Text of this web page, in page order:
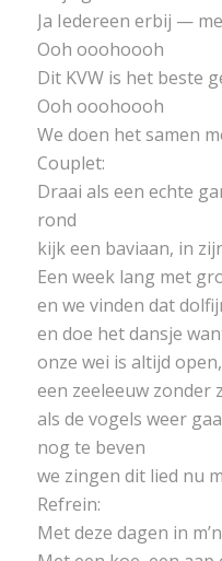
Ja Iedereen erbij —
Ooh ooohoooh
Dit KVW is het beste
Ooh ooohoooh
We doen het samen
Couplet:
Draai als een echte
rond
kijk een baviaan, in
Een week lang met
en we vinden dat
en doe het dansje
onze wei is altijd
een zeeleeuw zonder
als de vogels weer
nog te beven
we zingen dit lied nu
Refrein:
Met deze dagen in